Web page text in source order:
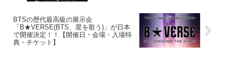
BTSの歴代最高級の展示会
「B★VERSE(BTS、星を歌う)」が日本
で開催決定！！【開催日・会場・入場特
典・チケット】